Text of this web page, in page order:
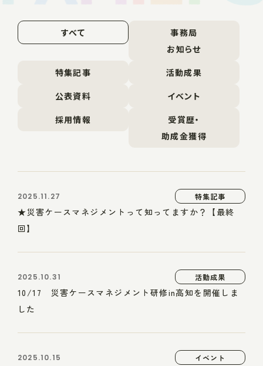
すべて
事務局
お知らせ
特集記事
活動成果
公表資料
イベント
採用情報
受賞歴・
助成金獲得
2025.11.27 特集記事
★災害ケースマネジメントって知ってますか？【最終
回】
2025.10.31 活動成果
10/17 災害ケースマネジメント研修in高知を開催しま
した
2025.10.15 イベント